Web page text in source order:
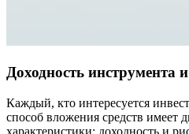
Доходность инструмента
Каждый, кто интересуется
способ вложения средств имеет
характеристики: доходность и